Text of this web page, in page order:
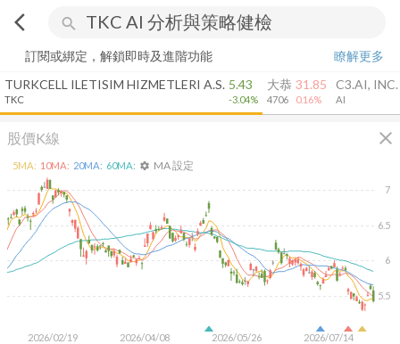
arrow_back_ios search
訂閱或綁定，解鎖即時及進階功能
瞭解更多
TURKCELL ILETISIM HIZMETLERI A.S.
TKC
5.43
-3.04%
大恭
4706
31.85
0.16%
C3.AI, INC.
AI
股價K線 close
2026/02/19 2026/04/08 2026/05/26 2026/07/14
5.5
6
6.5
7
5MA: 10MA: 20MA: 60MA: settings MA 設定